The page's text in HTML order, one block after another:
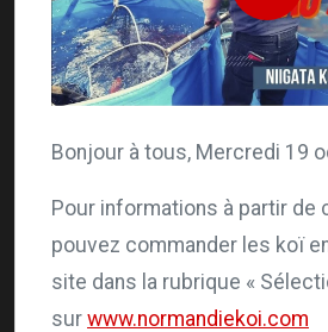
Bonjour à tous, Mercredi 19
Pour informations à partir de
pouvez commander les koï
site dans la rubrique «
sur www.normandiekoi.com